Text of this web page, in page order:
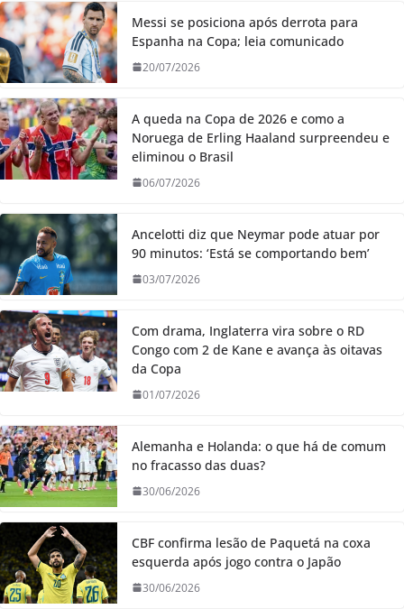
Messi se posiciona após derrota para
Espanha na Copa; leia comunicado
20/07/2026
A queda na Copa de 2026 e como a
Noruega de Erling Haaland surpreendeu e
eliminou o Brasil
06/07/2026
Ancelotti diz que Neymar pode atuar por
90 minutos: ‘Está se comportando bem’
03/07/2026
Com drama, Inglaterra vira sobre o RD
Congo com 2 de Kane e avança às oitavas
da Copa
01/07/2026
Alemanha e Holanda: o que há de comum
no fracasso das duas?
30/06/2026
CBF confirma lesão de Paquetá na coxa
esquerda após jogo contra o Japão
30/06/2026